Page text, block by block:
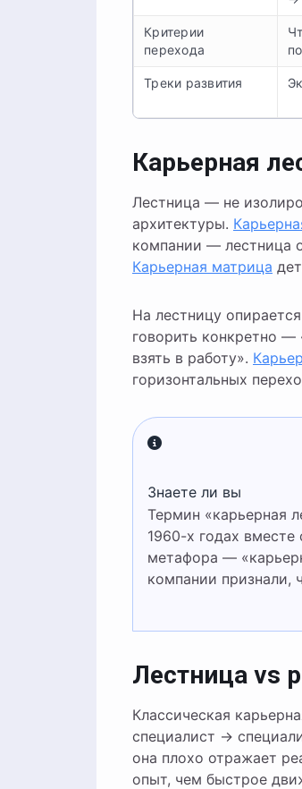
Критерии
перехода
Треки развития
Карьерная
Лестница — не
архитектуры.
компании — лестница
Карьерная матрица
На лестницу
говорить конкретно —
взять в работу».
горизонтальных
Знаете ли вы
Термин «карьерная лестница» (career ladder) появился в корпоративном словаре США в
1960-х годах
метафора —
компании признали,
Лестница vs
Классическая
специалист →
она плохо отражает
опыт, чем быстрое